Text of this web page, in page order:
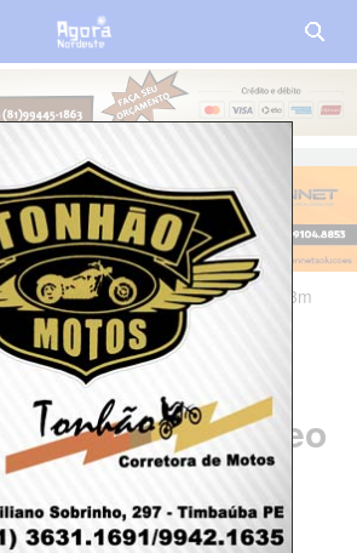
- Atualizado em 01/11/2019 às 18h33m
de
Sul da
petróleo
praias do